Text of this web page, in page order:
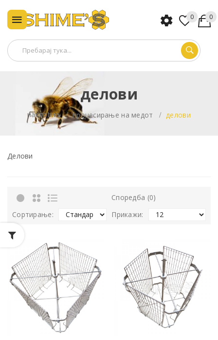
0 0
делови
насловна процесирање на медот делови
Делови
Споредба (0)
Сортирање:
Прикажи: